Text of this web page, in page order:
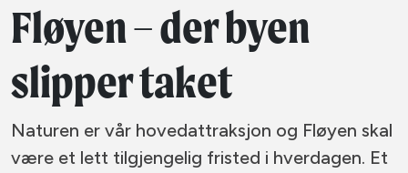
Fløyen – der byen
slipper taket
Naturen er vår hovedattraksjon og Fløyen skal
være et lett tilgjengelig fristed i hverdagen. Et